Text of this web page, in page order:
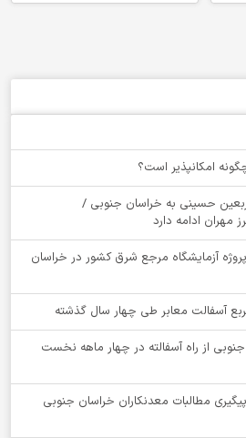
امکانپذیر است؟
۳ هزار زائر اربعین حسینی به خراسان جنوبی /
مهران ادامه دارد
آزمایشگاه مرجع شرق کشور در خراسان
خراسان جنوبی از راه آسفالته در چهار ماهه نخست
مطالبات معدنکاران خراسان جنوبی